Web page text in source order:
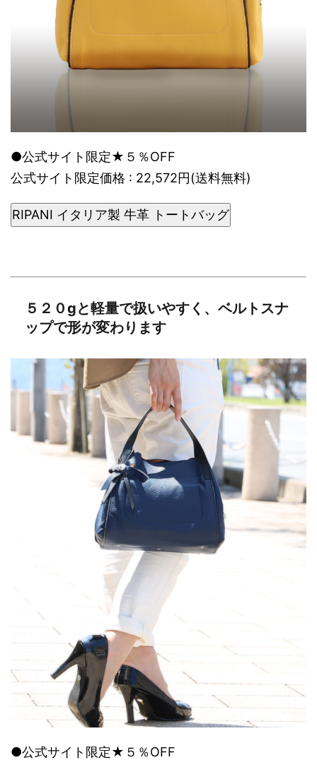
●公式サイト限定★５％OFF
公式サイト限定価格 : 22,572円(送料無料)
RIPANI イタリア製 牛革 トートバッグ
５２０gと軽量で扱いやすく、ベルトスナ
ップで形が変わります
●公式サイト限定★５％OFF